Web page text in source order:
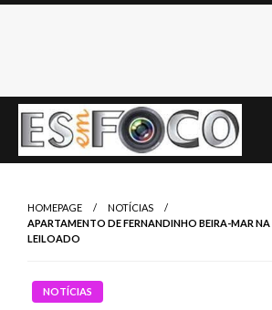
Skip
HOMEPAGE
NOTÍCIAS
APARTAMENTO DE FERNANDINHO BEIRA-MAR
LEILOADO
NOTÍCIAS